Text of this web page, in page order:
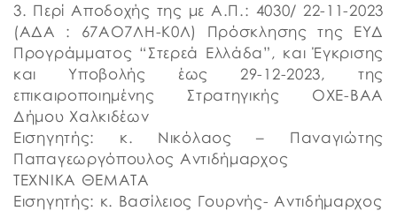
3. Περί Αποδοχής της με Α.Π.: 4030/ 22-11-2023
(ΑΔΑ : 67ΑΟ7ΛΗ-Κ0Λ) Πρόσκλησης της ΕΥΔ
Προγράμματος “Στερεά Ελλάδα”, και Έγκρισης
και Υποβολής έως 29-12-2023, της
επικαιροποιημένης Στρατηγικής ΟΧΕ-ΒΑΑ
Δήμου Χαλκιδέων
Εισηγητής: κ. Νικόλαος – Παναγιώτης
Παπαγεωργόπουλος Αντιδήμαρχος
ΤΕΧΝΙΚΑ ΘΕΜΑΤΑ
Εισηγητής: κ. Βασίλειος Γουρνής- Αντιδήμαρχος